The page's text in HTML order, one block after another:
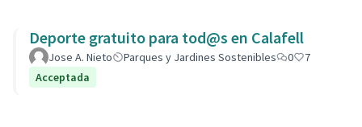
Deporte gratuito para tod@s en Calafell
Jose A. Nieto Parques y Jardines Sostenibles 0
7
Acceptada